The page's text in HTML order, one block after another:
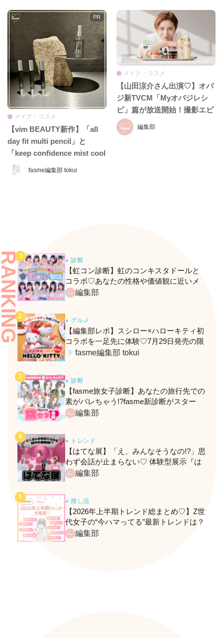
fasme編集部 tokui
メイク・コスメ
【vim BEAUTY新作】「all
day fit multi pencil」と
「keep confidence mist cool
EX」をレビュー♡ 夏のお直
しに頼れるコスメをチェッ
編集部
メイク・コスメ
【山田涼介さん出演♡】オバ
ジ新TVCM「Myオバジレシ
ピ」篇が放送開始！撮影エピ
ソード＆インタビュー全文を
お届け
● 診断
【虹コン診断】虹のコンキスタドールと
コラボ♡あなたの性格や価値観に近いメ
ンバーがわかる、fasmeの新診断がスター
編集部
● グルメ
【編集部レポ】スシロー×ハローキティ初
コラボを一足先に体験♡7月29日発売の限
定メニュー＆グッズをレポ！
fasme編集部 tokui
● 診断
【fasme旅女子診断】あなたの旅行先での
素がバレちゃう!?fasme新診断がスター
ト！編集部
● トレンド
【はてな展】「え、みんなそうなの!?」思
わず会話が止まらない♡ 体験型展示『は
てな展』に行ってきたレポ
編集部
● 推し活
【2026年上半期トレンド総まとめ♡】Z世
代女子の“今ハマってる”最新トレンドは？
ネクストバズ予報もチェック♪
編集部